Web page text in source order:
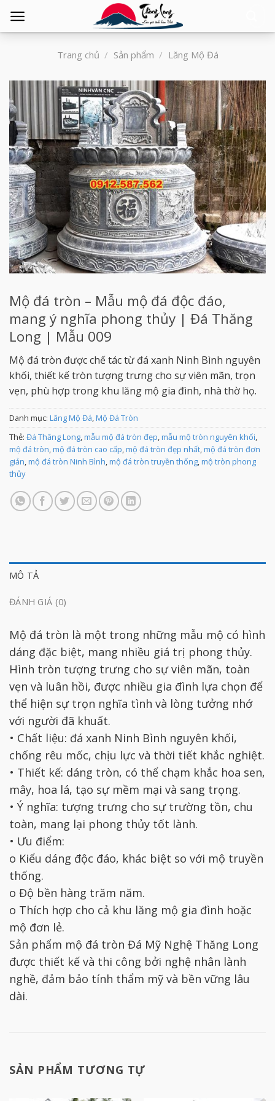
Trang chủ / Sản phẩm / Lăng Mộ Đá
Mộ đá tròn – Mẫu mộ đá độc đáo,
mang ý nghĩa phong thủy | Đá Thăng
Long | Mẫu 009
Mộ đá tròn được chế tác từ đá xanh Ninh Bình nguyên
khối, thiết kế tròn tượng trưng cho sự viên mãn, trọn
vẹn, phù hợp trong khu lăng mộ gia đình, nhà thờ họ.
Danh mục: Lăng Mộ Đá,Mộ Đá Tròn
Thẻ: Đá Thăng Long,mẫu mộ đá tròn đẹp,mẫu mộ tròn nguyên khối,
mộ đá tròn,mộ đá tròn cao cấp,mộ đá tròn đẹp nhất,mộ đá tròn đơn
giản,mộ đá tròn Ninh Bình,mộ đá tròn truyền thống,mộ tròn phong
thủy
MÔ TẢ
ĐÁNH GIÁ (0)
Mộ đá tròn là một trong những mẫu mộ có hình
dáng đặc biệt, mang nhiều giá trị phong thủy.
Hình tròn tượng trưng cho sự viên mãn, toàn
vẹn và luân hồi, được nhiều gia đình lựa chọn để
thể hiện sự trọn nghĩa tình và lòng tưởng nhớ
với người đã khuất.
• Chất liệu: đá xanh Ninh Bình nguyên khối,
chống rêu mốc, chịu lực và thời tiết khắc nghiệt.
• Thiết kế: dáng tròn, có thể chạm khắc hoa sen,
mây, hoa lá, tạo sự mềm mại và sang trọng.
• Ý nghĩa: tượng trưng cho sự trường tồn, chu
toàn, mang lại phong thủy tốt lành.
• Ưu điểm:
o Kiểu dáng độc đáo, khác biệt so với mộ truyền
thống.
o Độ bền hàng trăm năm.
o Thích hợp cho cả khu lăng mộ gia đình hoặc
mộ đơn lẻ.
Sản phẩm mộ đá tròn Đá Mỹ Nghệ Thăng Long
được thiết kế và thi công bởi nghệ nhân lành
nghề, đảm bảo tính thẩm mỹ và bền vững lâu
dài.
SẢN PHẨM TƯƠNG TỰ